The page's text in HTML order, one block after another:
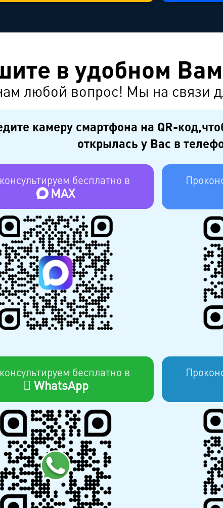
в удобном
любой вопрос! Мы на связи
камеру смартфона на QR-
открылась у Вас в
бесплатно в
MAX
бесплатно в
WhatsApp